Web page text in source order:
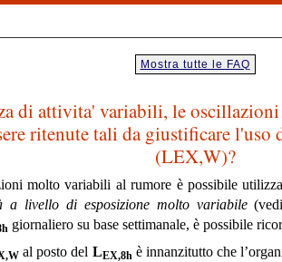
Mostra tutte le FAQ
di attivita' variabili, le
ritenute tali da giustificare
(LEX,W)?
molto variabili al rumore è possibile
a livello di esposizione molto variabile
giornaliero su base settimanale, è possibile
al posto del LEX,8h è innanzitutto che